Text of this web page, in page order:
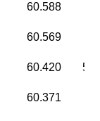
60.588
60.569
60.420
60.371